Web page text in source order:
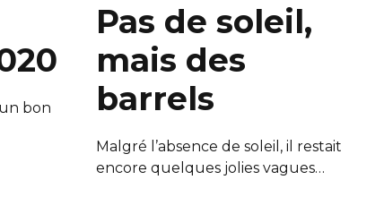
bon
Pas de soleil,
mais des
barrels
Malgré l’absence de soleil, il restait
encore quelques jolies vagues…